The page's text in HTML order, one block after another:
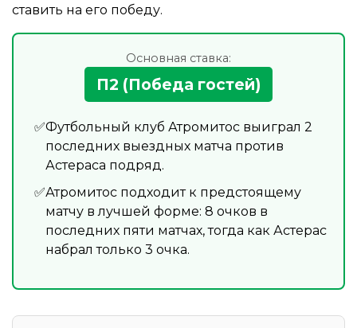
ставить на его победу.
Основная ставка:
П2 (Победа гостей)
Футбольный клуб Атромитос выиграл 2
последних выездных матча против
Астераса подряд.
Атромитос подходит к предстоящему
матчу в лучшей форме: 8 очков в
последних пяти матчах, тогда как Астерас
набрал только 3 очка.